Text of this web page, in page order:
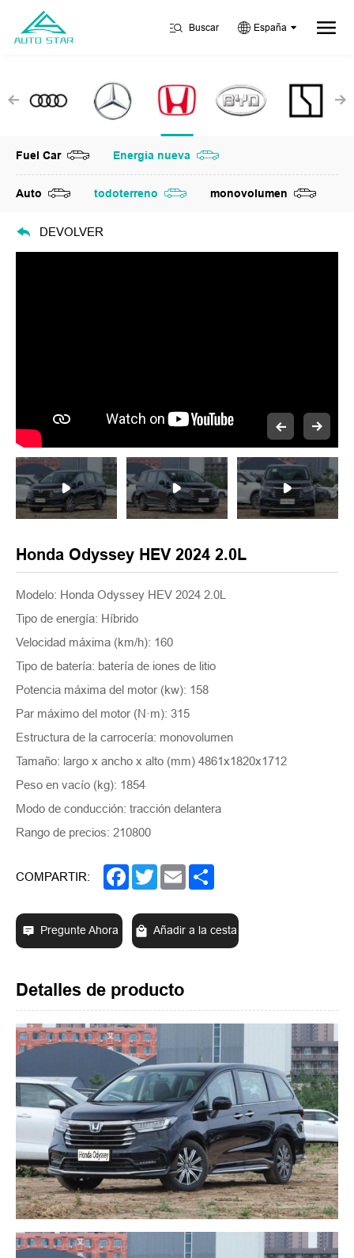
Buscar España
Fuel Car Energia nueva
Auto todoterreno monovolumen
DEVOLVER
Honda Odyssey HEV 2024 2.0L
Modelo: Honda Odyssey HEV 2024 2.0L
Tipo de energía: Híbrido
Velocidad máxima (km/h): 160
Tipo de batería: batería de iones de litio
Potencia máxima del motor (kw): 158
Par máximo del motor (N·m): 315
Estructura de la carrocería: monovolumen
Tamaño: largo x ancho x alto (mm) 4861x1820x1712
Peso en vacío (kg): 1854
Modo de conducción: tracción delantera
Rango de precios: 210800
COMPARTIR: Facebook
TwitterEmail
Pregunte Ahora Añadir a la cesta
Detalles de producto